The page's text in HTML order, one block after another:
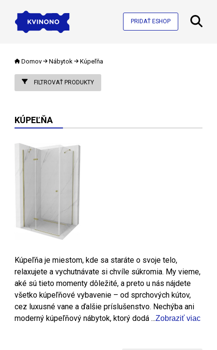
PRIDAŤ ESHOP
Domov Nábytok Kúpeľňa
FILTROVAŤ PRODUKTY
KÚPEĽŇA
Kúpeľňa je miestom, kde sa staráte o svoje telo,
relaxujete a vychutnávate si chvíle súkromia. My vieme,
aké sú tieto momenty dôležité, a preto u nás nájdete
všetko kúpeľňové vybavenie – od sprchových kútov,
cez luxusné vane a ďalšie príslušenstvo. Nechýba ani
moderný kúpeľňový nábytok, ktorý dodá ...Zobraziť viac